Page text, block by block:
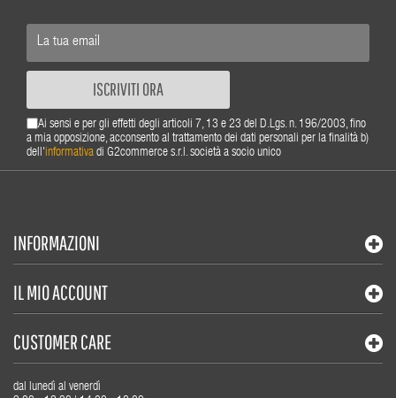
ISCRIVITI ORA
Ai sensi e per gli effetti degli articoli 7, 13 e 23 del D.Lgs. n. 196/2003, fino
a mia opposizione, acconsento al trattamento dei dati personali per la finalità b)
dell'informativa di G2commerce s.r.l. società a socio unico
INFORMAZIONI
IL MIO ACCOUNT
CUSTOMER CARE
dal lunedì al venerdì